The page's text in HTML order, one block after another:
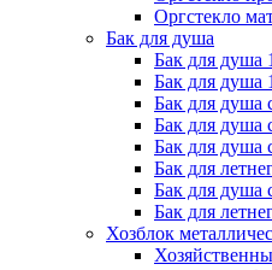
Оргстекло
Бак для душа
Бак для душа
Бак для душа
Бак для душа
Бак для душа
Бак для душа
Бак для
Бак для душа
Бак для
Хозблок